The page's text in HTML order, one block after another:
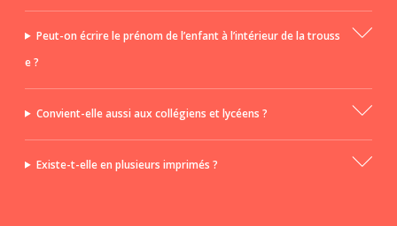
Peut-on écrire le prénom de l’enfant à l’intérieur de la trouss
e ?
Convient-elle aussi aux collégiens et lycéens ?
Existe-t-elle en plusieurs imprimés ?